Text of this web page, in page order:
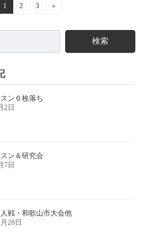
固
定
1
固
2
固
3 »
検索
ン６枚落ち
2日
ン＆研究会
7日
戦・和歌山市大会他
28日